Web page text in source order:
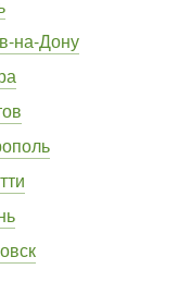
на-Дону